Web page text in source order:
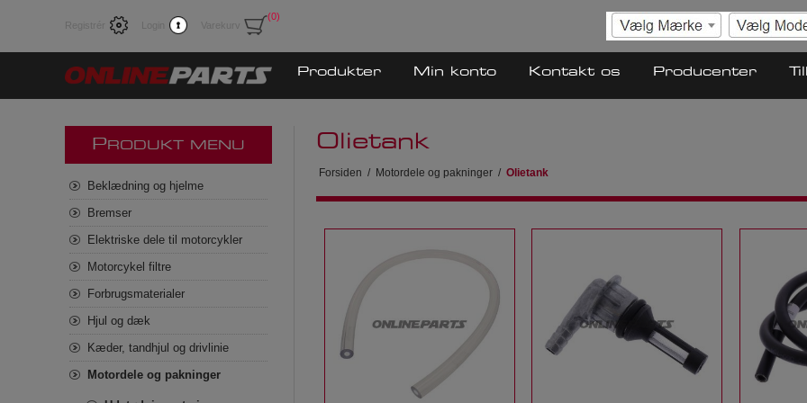
Registrér Login Varekurv
(0)
Produkter Min konto Kontakt os Producenter
Olietank
Forsiden / Motordele og pakninger / Olietank
P RODUKT MENU
Beklædning og hjelme
Bremser
Elektriske dele til motorcykler
Motorcykel filtre
Forbrugsmaterialer
Hjul og dæk
Kæder, tandhjul og drivlinie
Motordele og pakninger